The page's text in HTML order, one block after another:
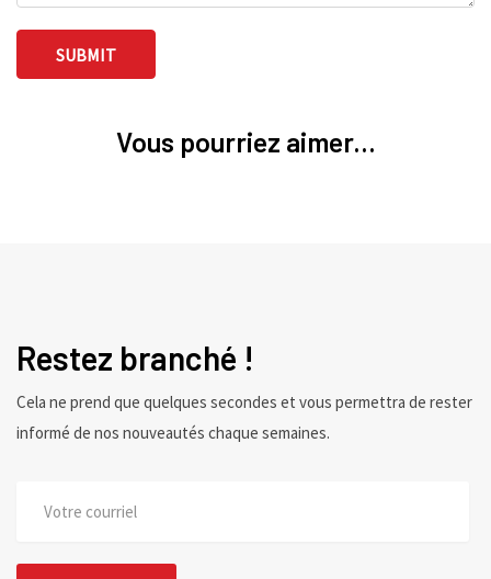
Vous pourriez aimer...
Restez branché !
Cela ne prend que quelques secondes et vous permettra de rester
informé de nos nouveautés chaque semaines.